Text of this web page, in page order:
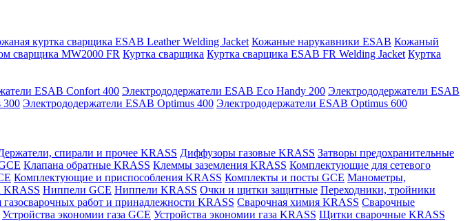
куртка сварщика ESAB Leather Welding Jacket Кожаные нарукавники ESAB Кожаный
сварщика MW2000 FR Куртка сварщика Куртка сварщика ESAB FR Welding Jacket Куртка
ESAB Confort 400 Электрододержатели ESAB Eco Handy 200 Электрододержатели ESAB
300 Электрододержатели ESAB Optimus 400 Электрододержатели ESAB Optimus 600
спирали и прочее KRASS Диффузоры газовые KRASS Затворы предохранительные
Клапана обратные KRASS Клеммы заземления KRASS Комплектующие для сетевого
Комплектующие и приспособления KRASS Комплекты и посты GCE Манометры,
KRASS Ниппели GCE Ниппели KRASS Очки и щитки защитные Переходники, тройники
газосварочных работ и принадлежности KRASS Сварочная химия KRASS Сварочные
Устройства экономии газа GCE Устройства экономии газа KRASS Щитки сварочные KRASS